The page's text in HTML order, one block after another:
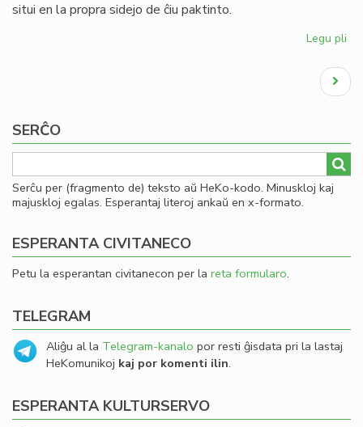
situi en la propra sidejo de ĉiu paktinto.
Legu pli
de
Next
page
SERĈO
Serĉu per (fragmento de) teksto aŭ HeKo-kodo. Minuskloj kaj
majuskloj egalas. Esperantaj literoj ankaŭ en x-formato.
ESPERANTA CIVITANECO
Petu la esperantan civitanecon per la reta formularo.
TELEGRAM
Aliĝu al la Telegram-kanalo por resti ĝisdata pri la lastaj
HeKomunikoj kaj por komenti ilin.
ESPERANTA KULTURSERVO